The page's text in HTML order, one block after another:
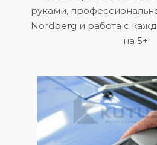
руками,
Nordberg и работа с
на 5+